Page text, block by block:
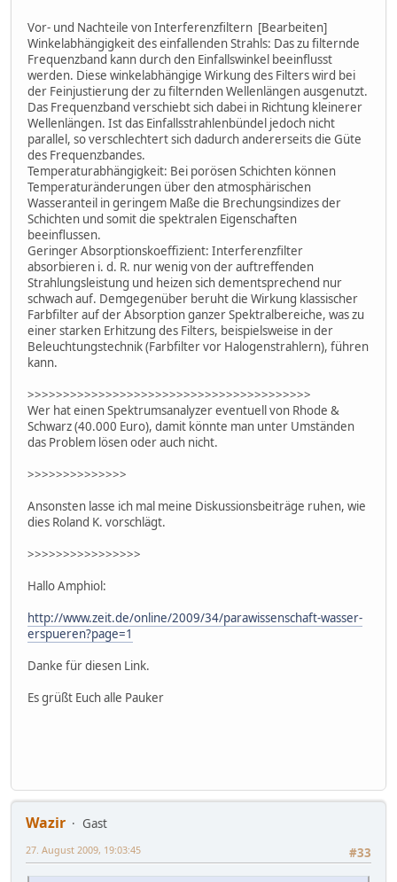
Vor- und Nachteile von Interferenzfiltern [Bearbeiten]
Winkelabhängigkeit des einfallenden Strahls: Das zu filternde
Frequenzband kann durch den Einfallswinkel beeinflusst
werden. Diese winkelabhängige Wirkung des Filters wird bei
der Feinjustierung der zu filternden Wellenlängen ausgenutzt.
Das Frequenzband verschiebt sich dabei in Richtung kleinerer
Wellenlängen. Ist das Einfallsstrahlenbündel jedoch nicht
parallel, so verschlechtert sich dadurch andererseits die Güte
des Frequenzbandes.
Temperaturabhängigkeit: Bei porösen Schichten können
Temperaturänderungen über den atmosphärischen
Wasseranteil in geringem Maße die Brechungsindizes der
Schichten und somit die spektralen Eigenschaften
beeinflussen.
Geringer Absorptionskoeffizient: Interferenzfilter
absorbieren i. d. R. nur wenig von der auftreffenden
Strahlungsleistung und heizen sich dementsprechend nur
schwach auf. Demgegenüber beruht die Wirkung klassischer
Farbfilter auf der Absorption ganzer Spektralbereiche, was zu
einer starken Erhitzung des Filters, beispielsweise in der
Beleuchtungstechnik (Farbfilter vor Halogenstrahlern), führen
kann.
>>>>>>>>>>>>>>>>>>>>>>>>>>>>>>>>>>>>>>>>
Wer hat einen Spektrumsanalyzer eventuell von Rhode &
Schwarz (40.000 Euro), damit könnte man unter Umständen
das Problem lösen oder auch nicht.
>>>>>>>>>>>>>>
Ansonsten lasse ich mal meine Diskussionsbeiträge ruhen, wie
dies Roland K. vorschlägt.
>>>>>>>>>>>>>>>>
Hallo Amphiol:
http://www.zeit.de/online/2009/34/parawissenschaft-wasser-
erspueren?page=1
Danke für diesen Link.
Es grüßt Euch alle Pauker
Wazir
Gast
#33
27. August 2009, 19:03:45